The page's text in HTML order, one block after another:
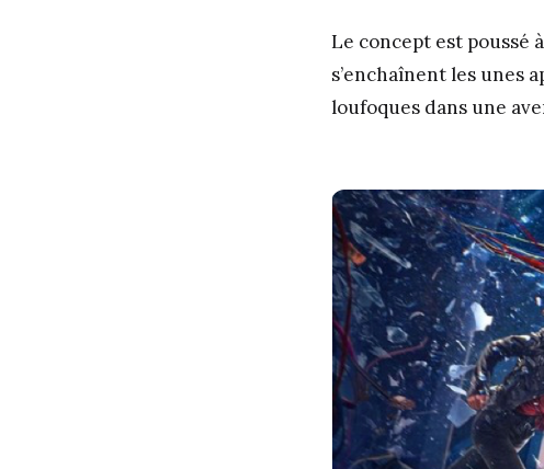
Le concept est poussé
s’enchaînent les unes
loufoques dans une